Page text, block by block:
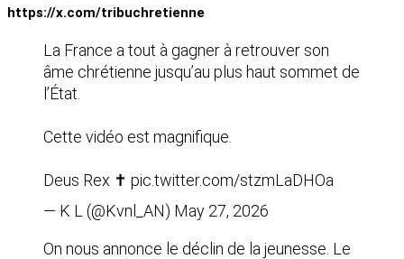
https://x.com/tribuchretienne
La France a tout à gagner à retrouver son
âme chrétienne jusqu’au plus haut sommet de
l’État.
Cette vidéo est magnifique.
Deus Rex ✝️ pic.twitter.com/stzmLaDHOa
— K L (@Kvnl_AN) May 27, 2026
On nous annonce le déclin de la jeunesse. Le